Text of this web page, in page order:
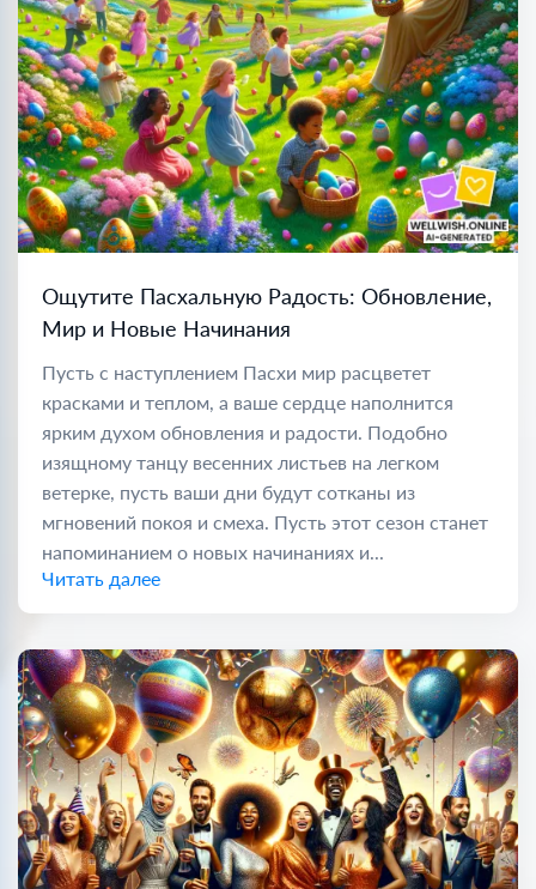
Ощутите Пасхальную Радость: Обновление,
Мир и Новые Начинания
Пусть с наступлением Пасхи мир расцветет
красками и теплом, а ваше сердце наполнится
ярким духом обновления и радости. Подобно
изящному танцу весенних листьев на легком
ветерке, пусть ваши дни будут сотканы из
мгновений покоя и смеха. Пусть этот сезон станет
напоминанием о новых начинаниях и...
Читать далее